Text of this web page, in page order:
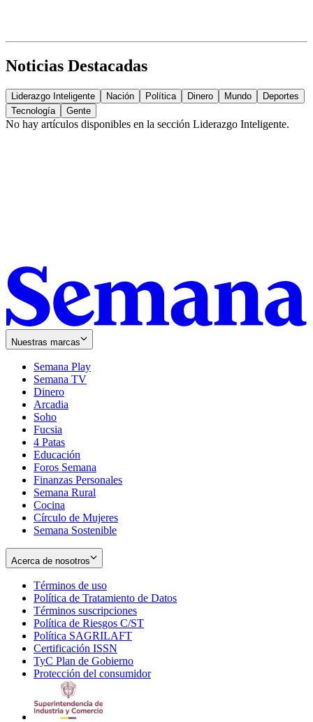
Noticias Destacadas
Liderazgo Inteligente Nación Política Dinero Mundo
Deportes
Tecnología
Gente
No hay artículos disponibles en la sección Liderazgo Inteligente.
Nuestras marcas
Semana Play
Semana TV
Dinero
Arcadia
Soho
in
new
window
Fucsia
in
new
window
4 Patas
Educación
Foros Semana
Finanzas Personales
Semana Rural
Cocina
Círculo de Mujeres
Semana Sostenible
Acerca de nosotros
Términos de uso
in
new
window
Política de Tratamiento de Datos
Términos suscripciones
in
Política de Riesgos C/ST
Política SAGRILAFT
new
window
Certificación ISSN
in
new
TyC Plan de Gobierno
in
Protección del consumidorOpens